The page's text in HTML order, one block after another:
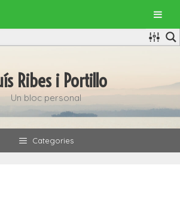
Ribes i Portillo
Un bloc personal
Categories